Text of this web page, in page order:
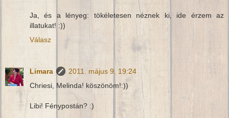
Ja, és a lényeg: tökéletesen néznek ki, ide érzem az
illatukat! :))
Válasz
Limara
2011. május 9. 19:24
Chriesi, Melinda! köszönöm!:))
Libi! Fénypostán? :)